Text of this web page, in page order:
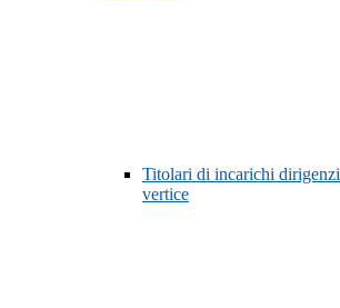
Titolari di incarichi
vertice